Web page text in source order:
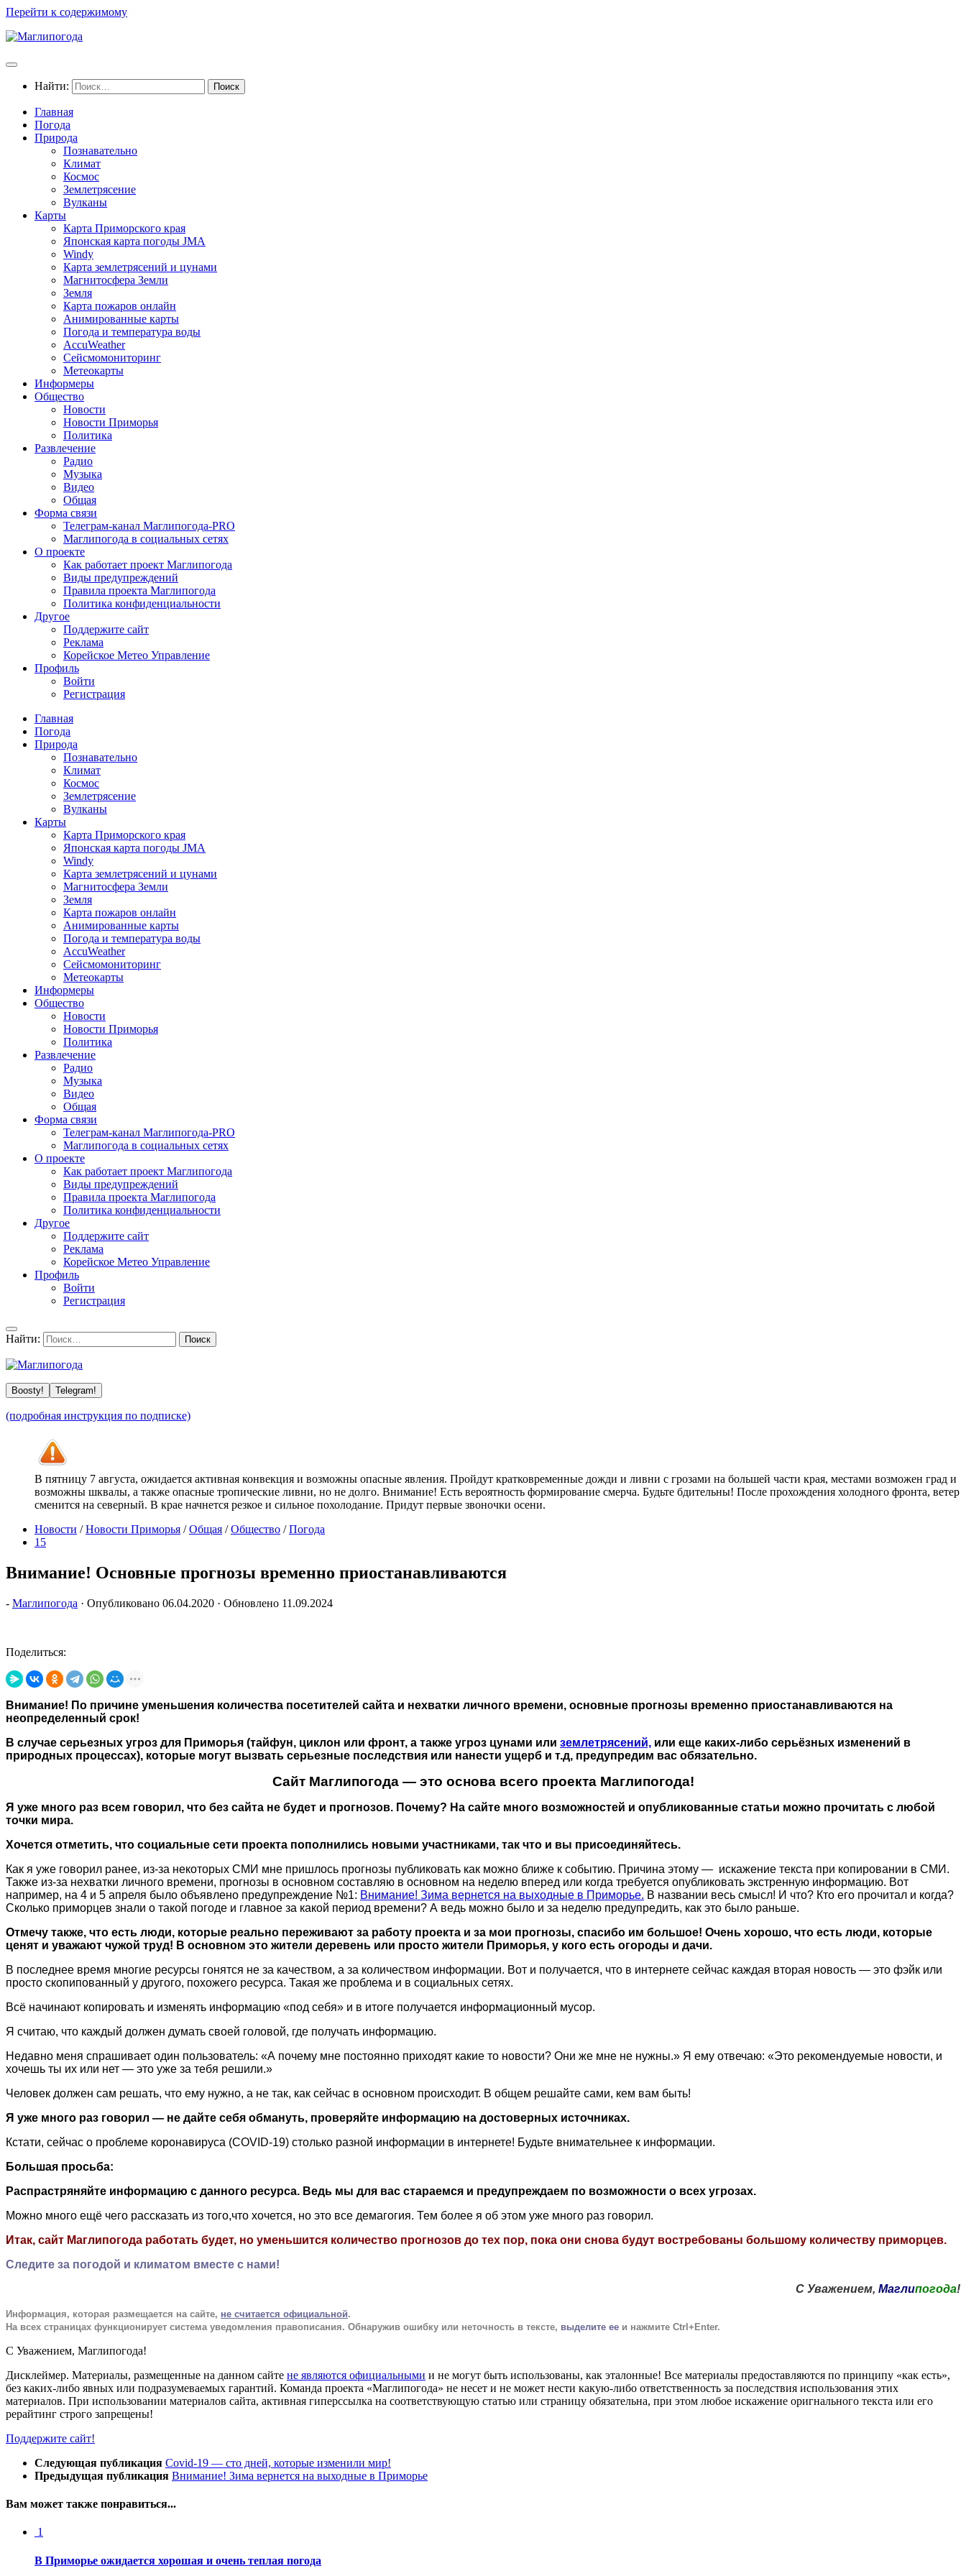
Перейти к содержимому
Найти:
Главная
Погода
Природа
Познавательно
Климат
Космос
Землетрясение
Вулканы
Карты
Карта Приморского края
Японская карта погоды JMA
Windy
Карта землетрясений и цунами
Магнитосфера Земли
Земля
Карта пожаров онлайн
Анимированные карты
Погода и температура воды
AccuWeather
Сейсмомониторинг
Метеокарты
Информеры
Общество
Новости
Новости Приморья
Политика
Развлечение
Радио
Музыка
Видео
Общая
Форма связи
Телеграм-канал Маглипогода-PRO
Маглипогода в социальных сетях
О проекте
Как работает проект Маглипогода
Виды предупреждений
Правила проекта Маглипогода
Политика конфиденциальности
Другое
Поддержите сайт
Реклама
Корейское Метео Управление
Профиль
Войти
Регистрация
Главная
Погода
Природа
Познавательно
Климат
Космос
Землетрясение
Вулканы
Карты
Карта Приморского края
Японская карта погоды JMA
Windy
Карта землетрясений и цунами
Магнитосфера Земли
Земля
Карта пожаров онлайн
Анимированные карты
Погода и температура воды
AccuWeather
Сейсмомониторинг
Метеокарты
Информеры
Общество
Новости
Новости Приморья
Политика
Развлечение
Радио
Музыка
Видео
Общая
Форма связи
Телеграм-канал Маглипогода-PRO
Маглипогода в социальных сетях
О проекте
Как работает проект Маглипогода
Виды предупреждений
Правила проекта Маглипогода
Политика конфиденциальности
Другое
Поддержите сайт
Реклама
Корейское Метео Управление
Профиль
Войти
Регистрация
Найти:
Boosty! Telegram!
(подробная инструкция по подписке)
В пятницу 7 августа, ожидается активная конвекция и возможны опасные явления. Пройдут кратковременные дожди и ливни с грозами на большей части края, местами возможен град и
возможны шквалы, а также опасные тропические ливни, но не долго. Внимание! Есть вероятность формирование смерча. Будьте бдительны! После прохождения холодного фронта, ветер
сменится на северный. В крае начнется резкое и сильное похолодание. Придут первые звоночки осени.
Новости / Новости Приморья / Общая / Общество / Погода
15
Внимание! Основные прогнозы временно приостанавливаются
- Маглипогода · Опубликовано 06.04.2020 · Обновлено 11.09.2024
Поделиться:
Внимание! По причине уменьшения количества посетителей сайта и нехватки личного времени, основные прогнозы временно приостанавливаются на
неопределенный срок!
В случае серьезных угроз для Приморья (тайфун, циклон или фронт, а также угроз цунами или землетрясений, или еще каких-либо серьёзных изменений в
природных процессах), которые могут вызвать серьезные последствия или нанести ущерб и т.д, предупредим вас обязательно.
Сайт Маглипогода — это основа всего проекта Маглипогода!
Я уже много раз всем говорил, что без сайта не будет и прогнозов. Почему? На сайте много возможностей и опубликованные статьи можно прочитать с любой
точки мира.
Хочется отметить, что социальные сети проекта пополнились новыми участниками, так что и вы присоединяйтесь.
Как я уже говорил ранее, из-за некоторых СМИ мне пришлось прогнозы публиковать как можно ближе к событию. Причина этому — искажение текста при копировании в СМИ.
Также из-за нехватки личного времени, прогнозы в основном составляю в основном на неделю вперед или когда требуется опубликовать экстренную информацию. Вот
например, на 4 и 5 апреля было объявлено предупреждение №1: Внимание! Зима вернется на выходные в Приморье. В названии весь смысл! И что? Кто его прочитал и когда?
Сколько приморцев знали о такой погоде и главное за какой период времени? А ведь можно было и за неделю предупредить, как это было раньше.
Отмечу также, что есть люди, которые реально переживают за работу проекта и за мои прогнозы, спасибо им большое! Очень хорошо, что есть люди, которые
ценят и уважают чужой труд! В основном это жители деревень или просто жители Приморья, у кого есть огороды и дачи.
В последнее время многие ресурсы гонятся не за качеством, а за количеством информации. Вот и получается, что в интернете сейчас каждая вторая новость — это фэйк или
просто скопипованный у другого, похожего ресурса. Такая же проблема и в социальных сетях.
Всё начинают копировать и изменять информацию «под себя» и в итоге получается информационный мусор.
Я считаю, что каждый должен думать своей головой, где получать информацию.
Недавно меня спрашивает один пользователь: «А почему мне постоянно приходят какие то новости? Они же мне не нужны.» Я ему отвечаю: «Это рекомендуемые новости, и
хочешь ты их или нет — это уже за тебя решили.»
Человек должен сам решать, что ему нужно, а не так, как сейчас в основном происходит. В общем решайте сами, кем вам быть!
Я уже много раз говорил — не дайте себя обмануть, проверяйте информацию на достоверных источниках.
Кстати, сейчас о проблеме коронавируса (COVID-19) столько разной информации в интернете! Будьте внимательнее к информации.
Большая просьба:
Распрастряняйте информацию с данного ресурса. Ведь мы для вас стараемся и предупреждаем по возможности о всех угрозах.
Можно много ещё чего рассказать из того,что хочется, но это все демагогия. Тем более я об этом уже много раз говорил.
Итак, сайт Маглипогода работать будет, но уменьшится количество прогнозов до тех пор, пока они снова будут востребованы большому количеству приморцев.
Следите за погодой и климатом вместе с нами!
С Уважением, Маглипогода!
Информация, которая размещается на сайте, не считается официальной.
На всех страницах функционирует система уведомления правописания. Обнаружив ошибку или неточность в тексте, выделите ее и нажмите Ctrl+Enter.
С Уважением, Маглипогода!
Дисклеймер. Материалы, размещенные на данном сайте не являются официальными и не могут быть использованы, как эталонные! Все материалы предоставляются по принципу «как есть»,
без каких-либо явных или подразумеваемых гарантий. Команда проекта «Маглипогода» не несет и не может нести какую-либо ответственность за последствия использования этих
материалов. При использовании материалов сайта, активная гиперссылка на соответствующую статью или страницу обязательна, при этом любое искажение оригнального текста или его
рерайтинг строго запрещены!
Поддержите сайт!
Следующая публикация Covid-19 — сто дней, которые изменили мир!
Предыдущая публикация Внимание! Зима вернется на выходные в Приморье
Вам может также понравиться...
1
В Приморье ожидается хорошая и очень теплая погода